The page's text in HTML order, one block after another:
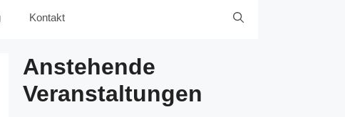
Kontakt
Anstehende
Veranstaltungen